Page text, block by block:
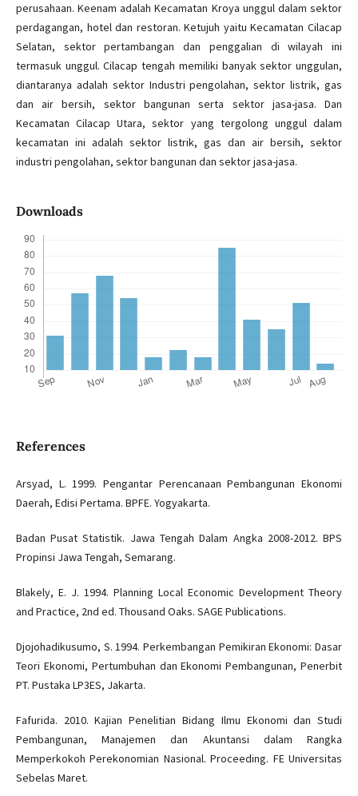
perusahaan. Keenam adalah Kecamatan Kroya unggul dalam sektor
perdagangan, hotel dan restoran. Ketujuh yaitu Kecamatan Cilacap
Selatan, sektor pertambangan dan penggalian di wilayah ini
termasuk unggul. Cilacap tengah memiliki banyak sektor unggulan,
diantaranya adalah sektor Industri pengolahan, sektor listrik, gas
dan air bersih, sektor bangunan serta sektor jasa-jasa. Dan
Kecamatan Cilacap Utara, sektor yang tergolong unggul dalam
kecamatan ini adalah sektor listrik, gas dan air bersih, sektor
industri pengolahan, sektor bangunan dan sektor jasa-jasa.
Downloads
References
Arsyad, L. 1999. Pengantar Perencanaan Pembangunan Ekonomi
Daerah, Edisi Pertama. BPFE. Yogyakarta.
Badan Pusat Statistik. Jawa Tengah Dalam Angka 2008-2012. BPS
Propinsi Jawa Tengah, Semarang.
Blakely, E. J. 1994. Planning Local Economic Development Theory
and Practice, 2nd ed. Thousand Oaks. SAGE Publications.
Djojohadikusumo, S. 1994. Perkembangan Pemikiran Ekonomi: Dasar
Teori Ekonomi, Pertumbuhan dan Ekonomi Pembangunan, Penerbit
PT. Pustaka LP3ES, Jakarta.
Fafurida. 2010. Kajian Penelitian Bidang Ilmu Ekonomi dan Studi
Pembangunan, Manajemen dan Akuntansi dalam Rangka
Memperkokoh Perekonomian Nasional. Proceeding. FE Universitas
Sebelas Maret.